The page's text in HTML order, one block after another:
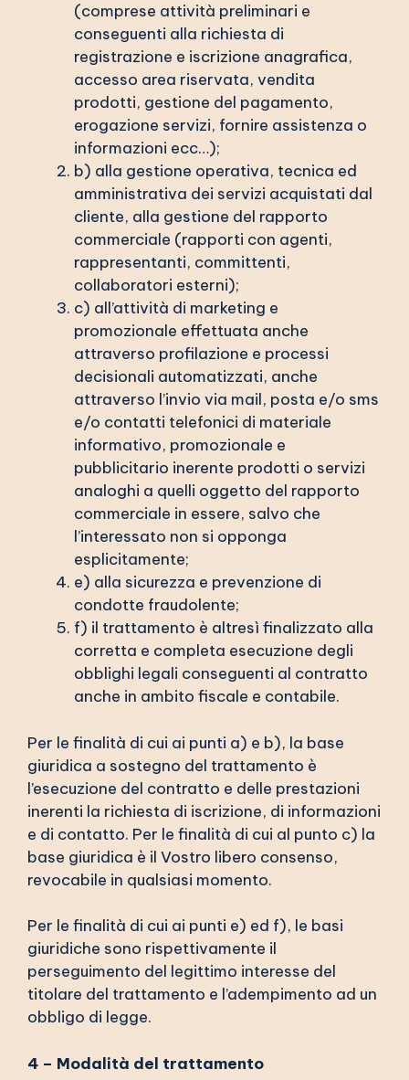
(comprese attività preliminari e
conseguenti alla richiesta di
registrazione e iscrizione anagrafica,
accesso area riservata, vendita
prodotti, gestione del pagamento,
erogazione servizi, fornire assistenza o
informazioni ecc…);
b) alla gestione operativa, tecnica ed
amministrativa dei servizi acquistati dal
cliente, alla gestione del rapporto
commerciale (rapporti con agenti,
rappresentanti, committenti,
collaboratori esterni);
c) all’attività di marketing e
promozionale effettuata anche
attraverso profilazione e processi
decisionali automatizzati, anche
attraverso l’invio via mail, posta e/o sms
e/o contatti telefonici di materiale
informativo, promozionale e
pubblicitario inerente prodotti o servizi
analoghi a quelli oggetto del rapporto
commerciale in essere, salvo che
l’interessato non si opponga
esplicitamente;
e) alla sicurezza e prevenzione di
condotte fraudolente;
f) il trattamento è altresì finalizzato alla
corretta e completa esecuzione degli
obblighi legali conseguenti al contratto
anche in ambito fiscale e contabile.
Per le finalità di cui ai punti a) e b), la base
giuridica a sostegno del trattamento è
l’esecuzione del contratto e delle prestazioni
inerenti la richiesta di iscrizione, di informazioni
e di contatto. Per le finalità di cui al punto c) la
base giuridica è il Vostro libero consenso,
revocabile in qualsiasi momento.
Per le finalità di cui ai punti e) ed f), le basi
giuridiche sono rispettivamente il
perseguimento del legittimo interesse del
titolare del trattamento e l’adempimento ad un
obbligo di legge.
4 – Modalità del trattamento